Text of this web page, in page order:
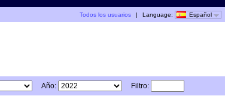
Todos los usuarios | Language: Español
Año: Filtro: